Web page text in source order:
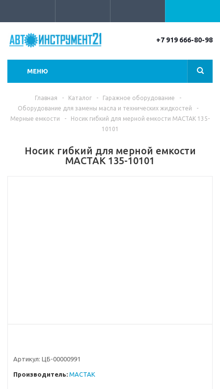
+7 919 666-80-98
МЕНЮ
Главная - Каталог - Гаражное оборудование
-
Оборудование для замены масла и технических жидкостей
-
Мерные емкости
-
Носик гибкий для мерной емкости МАСТАК 135-
10101
Носик гибкий для мерной емкости
МАСТАК 135-10101
Артикул: ЦБ-00000991
Производитель: MACTAK